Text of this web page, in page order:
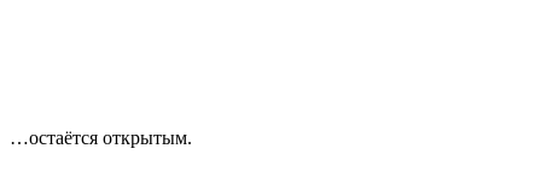
…остаётся открытым.